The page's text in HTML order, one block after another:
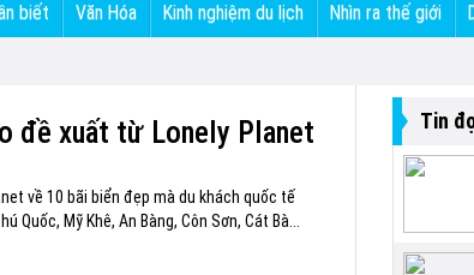
biết Văn Hóa Kinh nghiệm du lịch Nhìn ra thế giới
đề xuất từ Lonely Planet
về 10 bãi biển đẹp mà du khách quốc tế
Quốc, Mỹ Khê, An Bàng, Côn Sơn, Cát Bà...
Tin